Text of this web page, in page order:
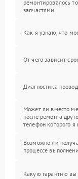
ремонтировалось
запчастями.
Как я узнаю, что
От чего зависит
Диагностика
Может ли вместо
после ремонта
телефон которого я
Возможно ли
процессе
Какую гарантию вы